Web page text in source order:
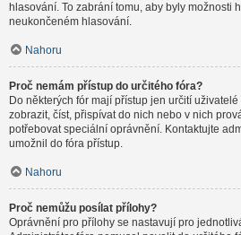
hlasování. To zabrání tomu, aby byly možnosti
neukončeném hlasování.
Nahoru
Proč nemám přístup do určitého fóra?
Do některých fór mají přístup jen určití
zobrazit, číst, přispívat do nich nebo v nich
potřebovat speciální oprávnění. Kontaktujte
umožnil do fóra přístup.
Nahoru
Proč nemůžu posílat přílohy?
Oprávnění pro přílohy se nastavují pro